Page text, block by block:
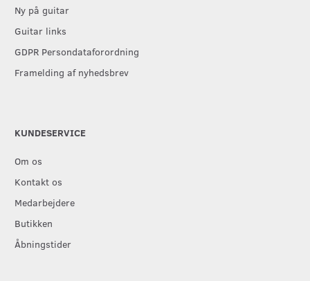
Ny på guitar
Guitar links
GDPR Persondataforordning
Framelding af nyhedsbrev
KUNDESERVICE
Om os
Kontakt os
Medarbejdere
Butikken
Åbningstider